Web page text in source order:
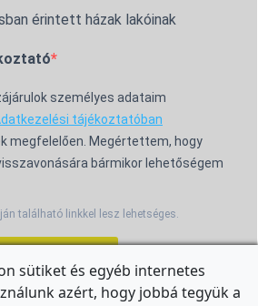
érintett házak lakóinak
személyes adataim
tájékoztatóban
megfelelően. Megértettem, hogy
bármikor lehetőségem
található linkkel lesz lehetséges.
sütiket és egyéb internetes
azért, hogy jobbá tegyük a